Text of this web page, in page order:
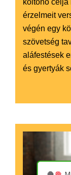
költőnő
érzelmeit
végén egy
szövetség
aláfestések
és gyertyák